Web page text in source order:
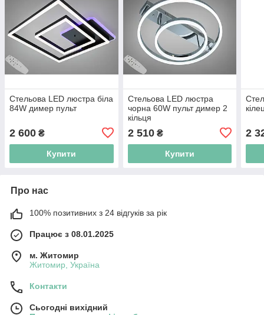
Стельова LED люстра біла
84W димер пульт
2 600 ₴
Купити
Стельова LED люстра
чорна 60W пульт димер 2
кільця
2 510₴
Купити
2
Про нас
100% позитивних з 24 відгуків за рік
Працює з 08.01.2025
м. Житомир
Житомир, Україна
Контакти
Сьогодні вихідний